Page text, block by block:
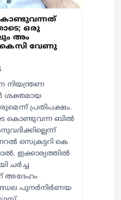
കൊണ്ടുവന്നത്
ഒരു
അം​
കെസി വേണു​
നിയന്ത്രണ
ശക്തമായ
പ്രതിപക്ഷം.
കൊണ്ടുവന്ന ബിൽ
സെക്രട്ടറി കെ
ഇക്കാര്യത്തിൽ
ചർച്ച
അദേഹം
പുനർനിർണയ